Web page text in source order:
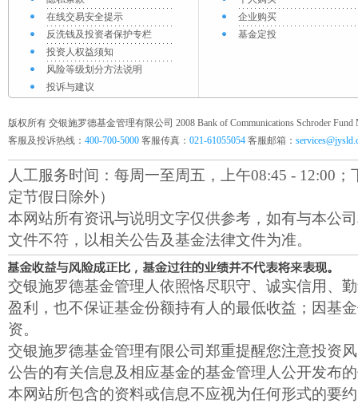
在线交易安全提示
反洗钱及投资者保护专栏
投资人权益须知
风险等级划分方法说明
投诉与建议
企业购买
基金定投
版权所有 交银施罗德基金管理有限公司 2008 Bank of Communications Schroder Fund
客服及投诉热线： 400-700-5000 客服传真： 021-61055054 客服邮箱：
人工服务时间：每周一至周五，上午08:45 - 12:00；
定节假日除外）
本网站所有资讯与说明文字仅供参考，如有与本公
文件不符，以相关公告及基金法律文件为准。
交银施罗德基金管理人依照恪尽职守、诚实信用、
盈利，也不保证基金份额持有人的最低收益；因基
资。
交银施罗德基金管理有限公司郑重提醒您注意投资
公告的有关信息及相应基金的基金管理人公开发布
本网站所包含的资料或信息不应视为任何形式的要